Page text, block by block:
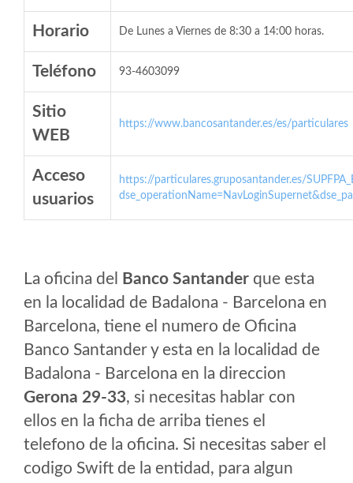
Horario De Lunes a Viernes de 8:30 a 14:00 horas.
Teléfono 93-4603099
Sitio
WEB
https://www.bancosantander.es/es/particulares
Acceso
usuarios
https://particulares.gruposantander.es/
La oficina del Banco Santander que esta
en la localidad de Badalona - Barcelona en
Barcelona, tiene el numero de Oficina
Banco Santander y esta en la localidad de
Badalona - Barcelona en la direccion
Gerona 29-33, si necesitas hablar con
ellos en la ficha de arriba tienes el
telefono de la oficina. Si necesitas saber el
codigo Swift de la entidad, para algun